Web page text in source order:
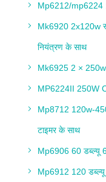
Mp6212/mp6224
Mk6920 2x120w
नियंत्रण के साथ
Mk6925 2 × 250w
MP6224II 250W
Mp8712 120w-
टाइमर के साथ
Mp6906 60 डब्ल्यू 6
Mp6912 120 डब्ल्यू